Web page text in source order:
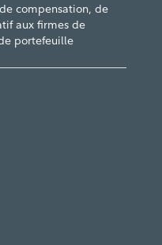
compensation, de
aux firmes de
portefeuille